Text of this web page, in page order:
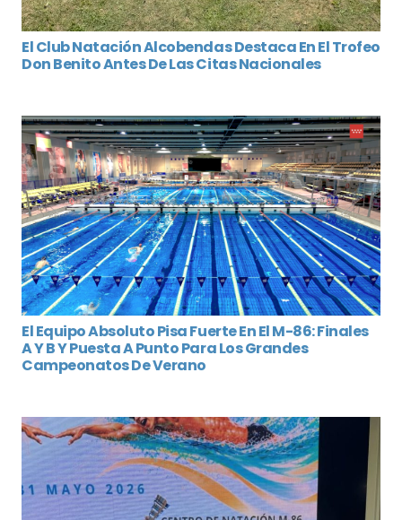
El Club Natación Alcobendas Destaca En El Trofeo
Don Benito Antes De Las Citas Nacionales
El Equipo Absoluto Pisa Fuerte En El M-86: Finales
A Y B Y Puesta A Punto Para Los Grandes
Campeonatos De Verano